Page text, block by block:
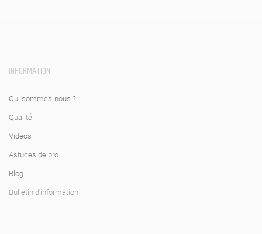
INFORMATION
Qui sommes-nous ?
Qualité
Vidéos
Astuces de pro
Blog
Bulletin d'information